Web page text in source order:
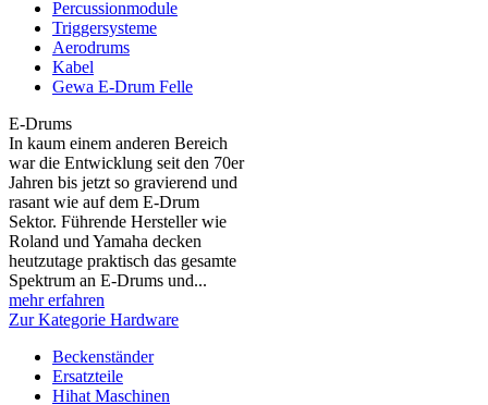
Percussionmodule
Triggersysteme
Aerodrums
Kabel
Gewa E-Drum Felle
E-Drums
In kaum einem anderen Bereich
war die Entwicklung seit den 70er
Jahren bis jetzt so gravierend und
rasant wie auf dem E-Drum
Sektor. Führende Hersteller wie
Roland und Yamaha decken
heutzutage praktisch das gesamte
Spektrum an E-Drums und...
mehr erfahren
Zur Kategorie Hardware
Beckenständer
Ersatzteile
Hihat Maschinen